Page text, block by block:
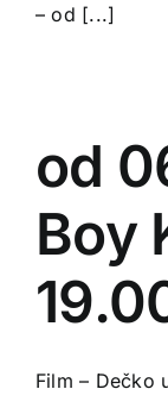
– od [...]
od
Boy
Film – Dečko